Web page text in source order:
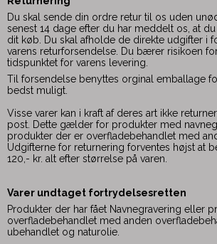
Du skal sende din ordre retur til os uden
senest 14 dage efter du har meddelt os, at
dit køb. Du skal afholde de direkte udgifter i
varens returforsendelse. Du bærer risikoen
tidspunktet for varens levering.
Til forsendelse benyttes orginal emballage
bedst muligt.
Visse varer kan i kraft af deres art ikke
post. Dette gælder for produkter med
produkter der er overfladebehandlet med
Udgifterne for returnering forventes højst at
120,- kr. alt efter størrelse på varen.
Varer undtaget fortrydelsesretten
Produkter der har fået Navnegravering eller
overfladebehandlet med anden
ubehandlet og naturolie.